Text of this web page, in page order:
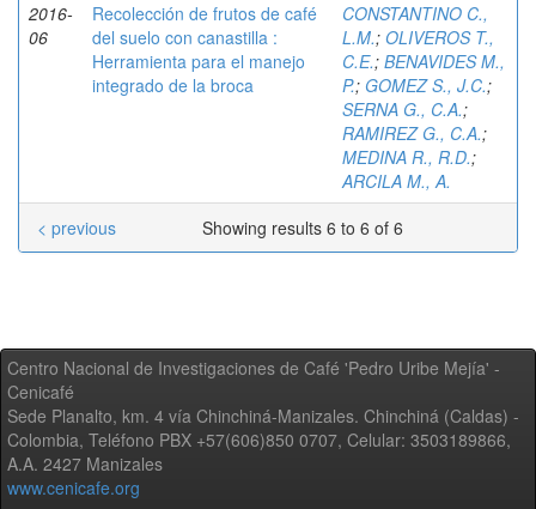
2016-
06
Recolección de frutos de café
del suelo con canastilla :
Herramienta para el manejo
integrado de la broca
CONSTANTINO C.,
L.M.; OLIVEROS T.,
C.E.; BENAVIDES M.,
P.; GOMEZ S., J.C.;
SERNA G., C.A.;
RAMIREZ G., C.A.;
MEDINA R., R.D.;
ARCILA M., A.
Showing results 6 to 6 of 6
< previous
Centro Nacional de Investigaciones de Café 'Pedro Uribe Mejía' -
Cenicafé
Sede Planalto, km. 4 vía Chinchiná-Manizales. Chinchiná (Caldas) -
Colombia, Teléfono PBX +57(606)850 0707, Celular: 3503189866,
A.A. 2427 Manizales
www.cenicafe.org